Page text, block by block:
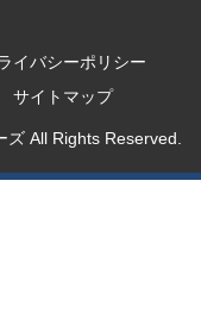
イバシーポリシー
サイトマップ
All Rights Reserved.